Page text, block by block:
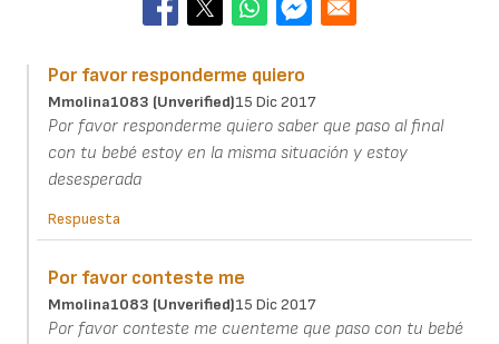
Por favor responderme quiero
Mmolina1083 (unverified)15 Dic 2017
Por favor responderme quiero saber que paso al final
con tu bebé estoy en la misma situación y estoy
desesperada
Respuesta
Por favor conteste me
Mmolina1083 (unverified)15 Dic 2017
Por favor conteste me cuenteme que paso con tu bebé